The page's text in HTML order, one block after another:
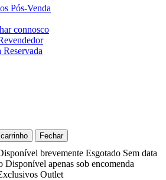
Pós-Venda
connosco
Reservada
Fechar
brevemente Esgotado Sem data
Disponível apenas sob encomenda
Outlet